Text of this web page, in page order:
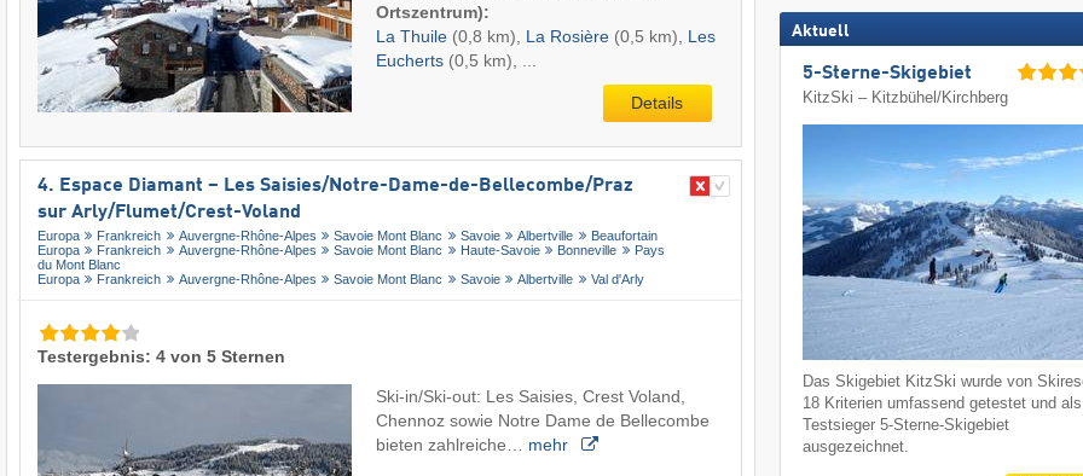
Ortszentrum):
La Thuile (0,8 km), La Rosière (0,5 km), Les
Eucherts (0,5 km), ...
Details
4. Espace Diamant – Les Saisies/​Notre-Dame-de-Bellecombe/​Praz
sur Arly/​Flumet/​Crest-Voland
Europa Frankreich Auvergne-Rhône-Alpes Savoie Mont Blanc Savoie Albertville
Beaufortain
Europa
Frankreich Auvergne-Rhône-Alpes Savoie Mont Blanc Haute-Savoie Bonneville
Pays
du Mont Blanc
Europa
Frankreich Auvergne-Rhône-Alpes Savoie Mont Blanc Savoie Albertville Val d'Arly
Testergebnis: 4 von 5 Sternen
Ski-in/Ski-out: Les Saisies, Crest Voland,
Chennoz sowie Notre Dame de Bellecombe
bieten zahlreiche… mehr
Aktuell
5-Sterne-Skigebiet
KitzSki – Kitzbühel/​Kirchberg
Das Skigebiet KitzSki wurde von
18 Kriterien umfassend getestet und als
Testsieger 5-Sterne-Skigebiet
ausgezeichnet.